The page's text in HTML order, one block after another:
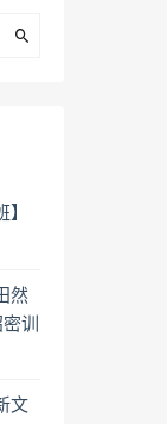
】
然
训
文